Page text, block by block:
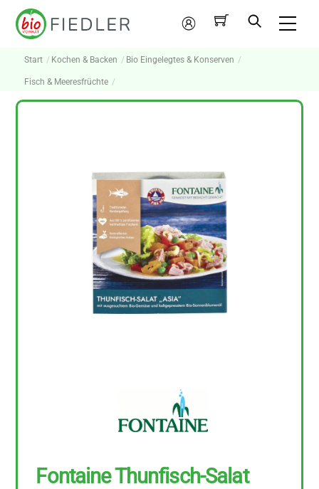
Skip
Mein
Konto
Start Kochen & Backen Bio Eingelegtes & Konserven
Fisch & Meeresfrüchte
Fontaine Thunfisch-Salat